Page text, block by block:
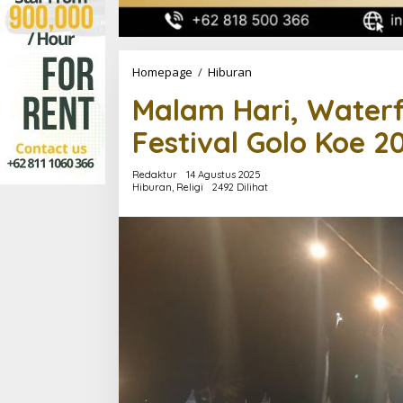
Homepage / Hiburan
Waterfront
Penuh
Pengunjung
Festival
Golo
Koe
Malam Hari,
Festival Golo Koe
Redaktur
14 Agustus 2025
Hiburan, Religi 2492 Dilihat